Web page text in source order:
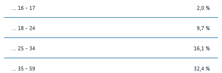
... 16 - 17 2,0 %
... 18 - 24 9,7 %
... 25 - 34 16,1 %
... 35 - 59 32,4 %